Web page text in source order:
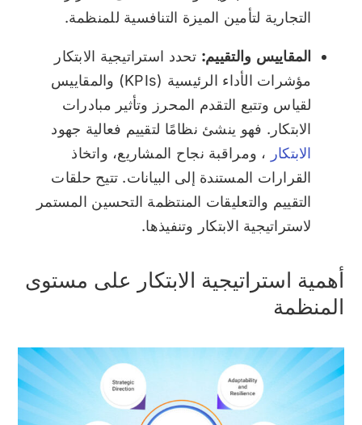
التجارية لتأمين الميزة التنافسية للمنظمة.
المقاييس والتقييم: تحدد استراتيجية الابتكار
مؤشرات الأداء الرئيسية (KPIs) والمقاييس
لقياس وتتبع التقدم المحرز وتأثير مبادرات
الابتكار. فهو ينشئ نظامًا لتقييم فعالية جهود
الابتكار ، ومراقبة نجاح المشاريع، واتخاذ
القرارات المستندة إلى البيانات. تتيح حلقات
التقييم والتعليقات المنتظمة التحسين المستمر
لاستراتيجية الابتكار وتنفيذها.
أهمية استراتيجية الابتكار على مستوى
المنظمة